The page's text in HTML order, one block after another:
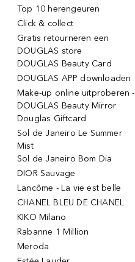
Top 10 herengeuren
Click & collect
Gratis retourneren een
DOUGLAS store
DOUGLAS Beauty Card
DOUGLAS APP downloaden
Make-up online uitproberen -
DOUGLAS Beauty Mirror
Douglas Giftcard
Sol de Janeiro Le Summer
Mist
Sol de Janeiro Bom Dia
DIOR Sauvage
Lancôme - La vie est belle
CHANEL BLEU DE CHANEL
KIKO Milano
Rabanne 1 Million
Meroda